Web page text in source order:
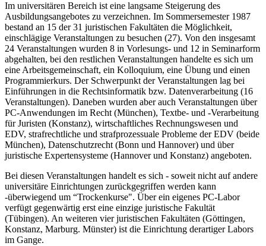
Im universitären Bereich ist eine langsame Steigerung des
Ausbildungsangebotes zu verzeichnen. Im Sommersemester 1987
bestand an 15 der 31 juristischen Fakultäten die Möglichkeit,
einschlägige Veranstaltungen zu besuchen (27). Von den insgesamt
24 Veranstaltungen wurden 8 in Vorlesungs- und 12 in Seminarform
abgehalten, bei den restlichen Veranstaltungen handelte es sich um
eine Arbeitsgemeinschaft, ein Kolloquium, eine Übung und einen
Programmierkurs. Der Schwerpunkt der Veranstaltungen lag bei
Einführungen in die Rechtsinformatik bzw. Datenverarbeitung (16
Veranstaltungen). Daneben wurden aber auch Veranstaltungen über
PC-Anwendungen im Recht (München), Textbe- und -Verarbeitung
für Juristen (Konstanz), wirtschaftliches Rechnungswesen und
EDV, strafrechtliche und strafprozessuale Probleme der EDV (beide
München), Datenschutzrecht (Bonn und Hannover) und über
juristische Expertensysteme (Hannover und Konstanz) angeboten.
Bei diesen Veranstaltungen handelt es sich - soweit nicht auf andere
universitäre Einrichtungen zurückgegriffen werden kann
-überwiegend um “Trockenkurse". Über ein eigenes PC-Labor
verfügt gegenwärtig erst eine einzige juristische Fakultät
(Tübingen). An weiteren vier juristischen Fakultäten (Göttingen,
Konstanz, Marburg. Münster) ist die Einrichtung derartiger Labors
im Gange.